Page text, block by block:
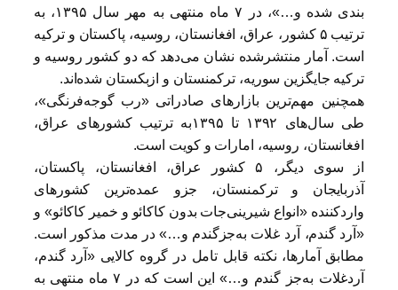
بندی شده و…»، در ۷ ماه منتهی به مهر سال ۱۳۹۵، به
ترتیب ۵ کشور، عراق، افغانستان، روسیه، پاکستان و ترکيه
است. آمار منتشرشده نشان می‌دهد که دو کشور روسیه و
ترکیه جایگزین سوریه، ترکمنستان و ازبکستان شده‌اند.
همچنین مهم‌ترین بازارهای صادراتی «رب گوجه‌فرنگی»،
طی سال‌های ۱۳۹۲ تا ۱۳۹۵به ترتیب کشورهای عراق،
افغانستان، روسیه، امارات و کویت است.
از سوی دیگر، ۵ کشور عراق، افغانستان، پاکستان،
آذربایجان و ترکمنستان، جزو عمده‌ترین کشورهای
وارد‌کننده «انواع شیرینی‌جات بدون کاکائو و خمیر کاکائو» و
«آرد گندم، آرد غلات به‌جزگندم و…» در مدت مذکور است.
مطابق آمارها، نکته قابل تامل در گروه کالایی «آرد گندم،
آردغلات به‌جز گندم و…» این است که در ۷ ماه منتهی به